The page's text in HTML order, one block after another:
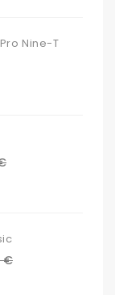
Nine-T
€